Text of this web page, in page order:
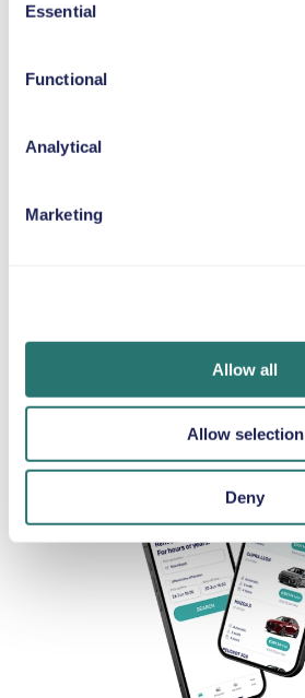
Selection
Essential
Functional
Analytical
Marketing
Allow all
Allow selection
Deny
SNEKÆDER
minutter på
appen.
billeje direkte fra
din telefon med
vores app.